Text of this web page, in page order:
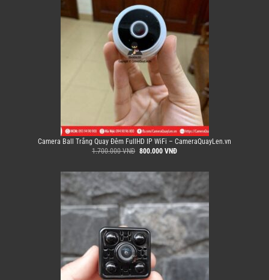
Camera Ball Trắng Quay Đêm FullHD IP WiFi – CameraQuayLen.vn
1.700.000VNĐ Giá
1.700.000 VNĐ.
800.000 VNĐGiá
là:
800.000 VNĐ.